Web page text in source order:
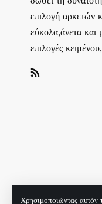
Χρησιμοποιώντας αυτόν
επιλογή
εύκολα,άνετα και
επιλογές